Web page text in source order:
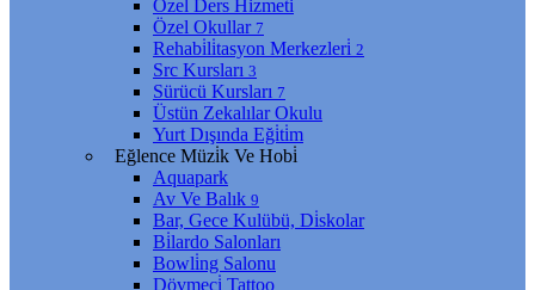
Özel Ders Hi̇zmeti̇
Özel Okullar 7
Rehabi̇li̇tasyon Merkezleri̇ 2
Src Kursları 3
Sürücü Kursları 7
Üstün Zekalılar Okulu
Yurt Dışında Eği̇ti̇m
Eğlence Müzi̇k Ve Hobi̇
Aquapark
Av Ve Balık 9
Bar, Gece Kulübü, Di̇skolar
Bi̇lardo Salonları
Bowli̇ng Salonu
Dövmeci̇ Tattoo